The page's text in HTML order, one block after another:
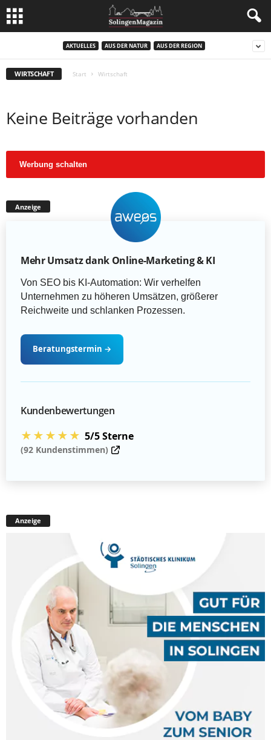
AKTUELLES AUS DER NATUR AUS DER REGION
WIRTSCHAFT Start Wirtschaft
Keine Beiträge vorhanden
Werbung schalten
Anzeige
Mehr Umsatz dank Online-Marketing & KI
Von SEO bis KI-Automation: Wir verhelfen
Unternehmen zu höheren Umsätzen, größerer
Reichweite und schlanken Prozessen.
Beratungstermin →
Kundenbewertungen
★★★★★ 5/5 Sterne
(92 Kundenstimmen)
Anzeige